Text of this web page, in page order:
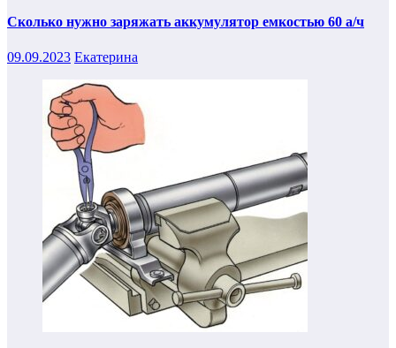
Сколько нужно заряжать аккумулятор емкостью 60 а/ч
09.09.2023 Екатерина